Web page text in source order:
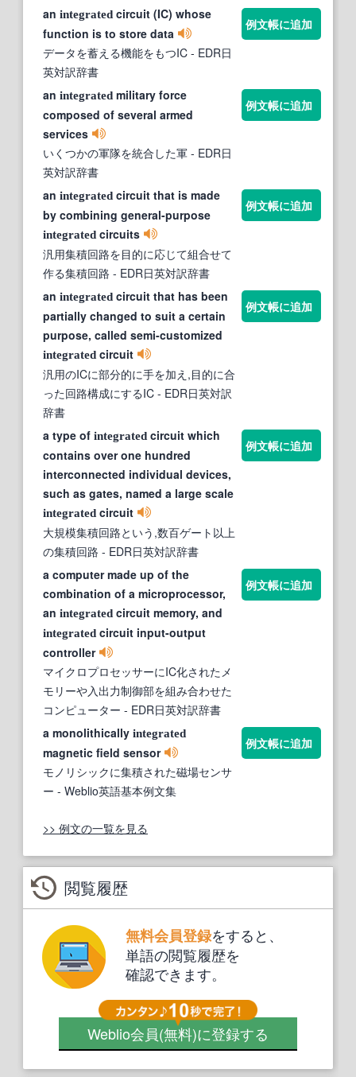
an integrated circuit (IC) whose
function is to store data
データを蓄える機能をもつIC - EDR日
英対訳辞書
例文帳に追加
an integrated military force
composed of several armed
services
いくつかの軍隊を統合した軍 - EDR日
英対訳辞書
例文帳に追加
an integrated circuit that is made
by combining general-purpose
integrated circuits
汎用集積回路を目的に応じて組合せて
作る集積回路 - EDR日英対訳辞書
例文帳に追加
an integrated circuit that has been
partially changed to suit a certain
purpose, called semi-customized
integrated circuit
汎用のICに部分的に手を加え,目的に合
った回路構成にするIC - EDR日英対訳
辞書
例文帳に追加
a type of integrated circuit which
contains over one hundred
interconnected individual devices,
such as gates, named a large scale
integrated circuit
大規模集積回路という,数百ゲート以上
の集積回路 - EDR日英対訳辞書
例文帳に追加
a computer made up of the
combination of a microprocessor,
an integrated circuit memory, and
integrated circuit input-output
controller
マイクロプロセッサーにIC化されたメ
モリーや入出力制御部を組み合わせた
コンピューター - EDR日英対訳辞書
例文帳に追加
a monolithically integrated
magnetic field sensor
モノリシックに集積された磁場センサ
ー - Weblio英語基本例文集
例文帳に追加
>> 例文の一覧を見る
閲覧履歴
無料会員登録をすると、
単語の閲覧履歴を
確認できます。
Weblio会員(無料)に登録する